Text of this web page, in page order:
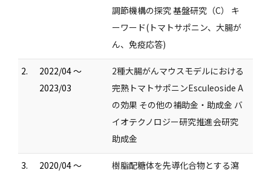
調節機構の探究 基盤研究（C） キ
ーワード(トマトサポニン、大腸が
ん、免疫応答)
2.
2022/04 ～
2023/03
2種大腸がんマウスモデルにおける
完熟トマトサポニンEsculeoside A
の効果 その他の補助金・助成金 バ
イオテクノロジー研究推進会研究
助成金
3.
2020/04 ～
樹脂配糖体を先導化合物とする瀉